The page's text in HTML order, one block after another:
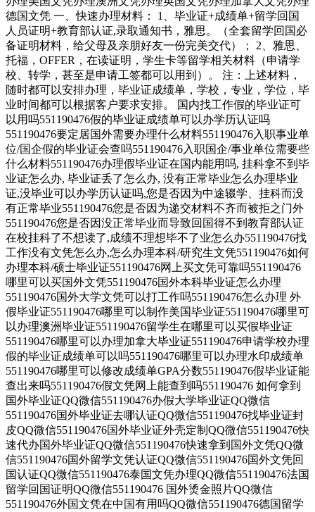
德国文凭 一、快速办理材料： 1、毕业证+成绩单+留学回国
人员证明+教育部认证,录取通知书，雅思。（全套留学回国必
备证明材料，给父母及亲朋好友一份完美交代）； 2、雅思、
托福，OFFER，在读证明，学生卡等留学相关材料（申请学
校、转学，甚至是申请工签都可以用到）。 注：上述材料，
随时都可以安排办理，毕业证成绩单，学校，专业，学位，毕
业时间都可以根据客户要求安排。 国内找工作假的毕业证可
以用吗551190476假的毕业证成绩单可以办学历认证吗
551190476要定居国外需要办理什么材料551190476入职事业单
位/国企假的毕业证会查吗551190476入职国企/事业单位需要些
什么材料551190476办理假毕业证在国内能用吗, 挂科拿不到毕
业证怎么办, 毕业证丢了怎么办, 没有正常毕业怎么办理毕业
证,没毕业可以办学历认证吗,您是否因为中途辍学、挂科而没
有正常毕业551190476您是否因为递交材料不齐而被拒之门外
551190476您是否因没正常毕业而导致回国得不到教育部认证
在校挂科了不想读了,成绩不理想毕不了业怎么办551190476找
工作没有文凭怎么办,怎么办理本科/研究生文凭551190476如何
办理本科/硕士毕业证551190476网上买文凭可靠吗551190476
哪里可以买国外文凭551190476国外本科毕业证怎么办理
551190476国外大学文凭可以打工作吗551190476怎么办理 外
假毕业证551190476哪里可以制作美国毕业证551190476哪里可
以办理澳洲毕业证551190476留学生在哪里可以买假毕业证
551190476哪里可以办理加拿大毕业证551190476申请学校办理
假的毕业证成绩单可以吗551190476哪里可以办理水印成绩单
551190476哪里可以修改成绩单GPA分数551190476假毕业证能
查出来吗551190476假文凭网上能查到吗551190476 如何拿到
国外毕业证QQ微信551190476办假大学毕业证QQ微信
551190476国外毕业证去哪认证QQ微信551190476找毕业证封
皮QQ微信551190476国外毕业证外壳定制QQ微信551190476快
速代办国外毕业证QQ微信551190476快速拿到国外文凭QQ微
信551190476国外留学文凭认证QQ微信551190476国外文凭回
国认证QQ微信551190476泰国文凭办理QQ微信551190476法国
留学回国证明QQ微信551190476 国外烫金照片QQ微信
551190476外国文凭在中国有用吗QQ微信551190476德国留学